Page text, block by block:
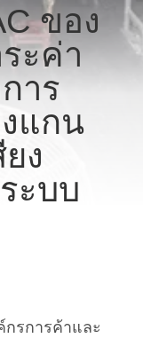
ของ
ะค่า
าร
แกน
ง
ะบบ
กรการค้าและ